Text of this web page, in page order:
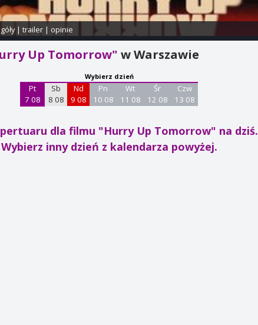
| trailer| opinie
Up Tomorrow"w Warszawie
Wybierz dzień
Pt
7 08
Sb
8 08
Nd
9 08
Pn
10 08
Wt
11 08
Śr
12 08
Czw
13 08
dla filmu "Hurry Up Tomorrow" na dziś.
Wybierz inny dzień z kalendarza powyżej.